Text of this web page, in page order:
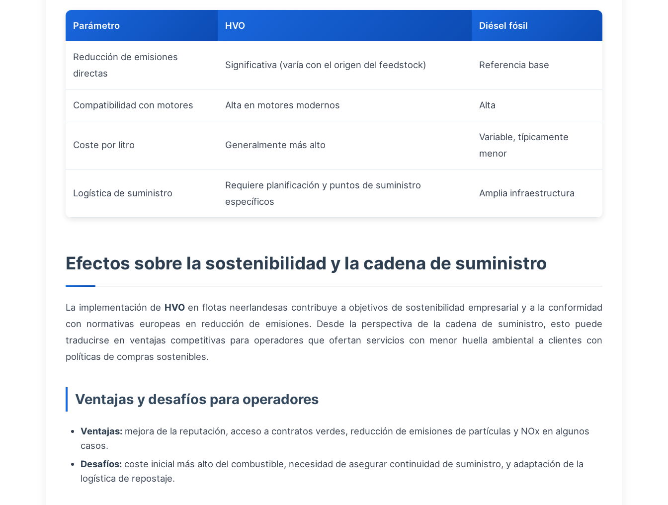
Parámetro HVO Diésel fósil
Reducción de emisiones
directas
Significativa (varía con el origen del feedstock) Referencia base
Compatibilidad con motores Alta en motores modernos Alta
Coste por litro Generalmente más alto
Variable, típicamente
menor
Logística de suministro
Requiere planificación y puntos de suministro
específicos
Amplia infraestructura
Efectos sobre la sostenibilidad y la cadena de suministro
La implementación de HVOen flotas neerlandesas contribuye a objetivos de sostenibilidad empresarial y a la conformidad
con normativas europeas en reducción de emisiones. Desde la perspectiva de la cadena de suministro, esto puede
traducirse en ventajas competitivas para operadores que ofertan servicios con menor huella ambiental a clientes con
políticas de compras sostenibles.
Ventajas y desafíos para operadores
Ventajas: mejora de la reputación, acceso a contratos verdes, reducción de emisiones de partículas y NOx en algunos
casos.
Desafíos: coste inicial más alto del combustible, necesidad de asegurar continuidad de suministro, y adaptación de la
logística de repostaje.